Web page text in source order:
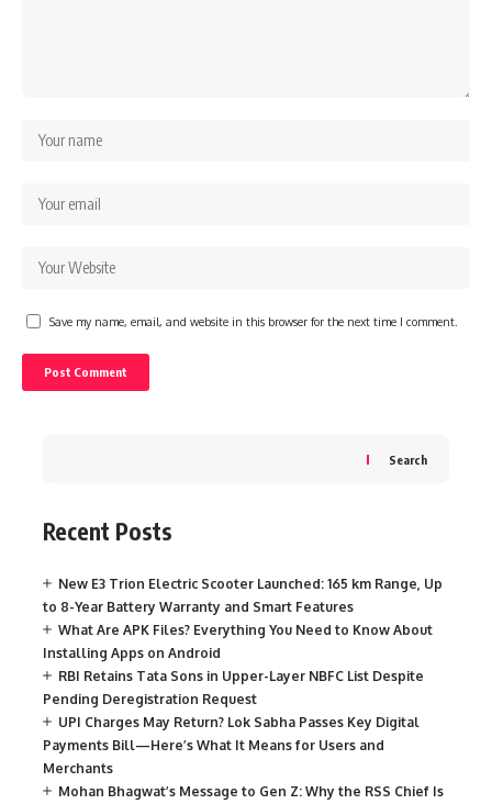
Save my name, email, and website in this browser for the next time I comment.
Search
Recent Posts
New E3 Trion Electric Scooter Launched: 165 km Range, Up
to 8-Year Battery Warranty and Smart Features
What Are APK Files? Everything You Need to Know About
Installing Apps on Android
RBI Retains Tata Sons in Upper-Layer NBFC List Despite
Pending Deregistration Request
UPI Charges May Return? Lok Sabha Passes Key Digital
Payments Bill—Here’s What It Means for Users and
Merchants
Mohan Bhagwat’s Message to Gen Z: Why the RSS Chief Is